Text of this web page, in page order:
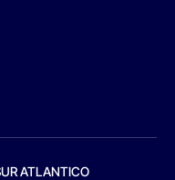
ATLANTICO